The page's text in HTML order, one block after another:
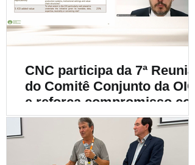
CNC participa da 7ª Reunião
do Comitê Conjunto da OIC
e reforça compromisso com
a cafeicultura mundial